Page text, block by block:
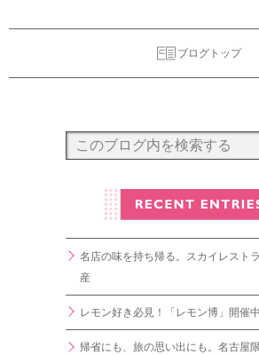
ブログトップ
名店の味を持ち帰る。スカイレスト
産
レモン好き必見！「レモン博」開催
帰省にも、旅の思い出にも。名古屋